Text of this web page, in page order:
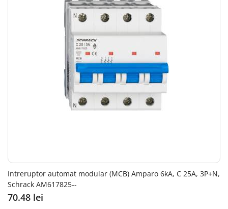
Intreruptor automat modular (MCB) Amparo 6kA, C 25A, 3P+N,
Schrack AM617825--
70.48 lei